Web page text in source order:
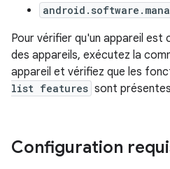
Pour vérifier qu'un appareil
des appareils, exécutez la
appareil et vérifiez que les
list features sont
Configuration